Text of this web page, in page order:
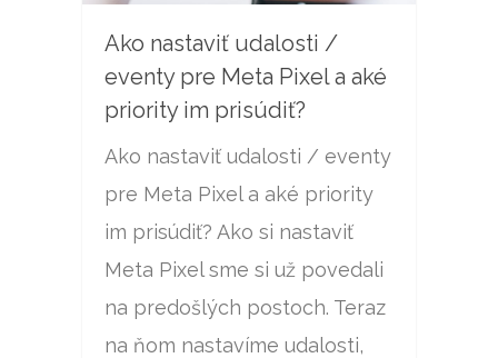
Ako nastaviť udalosti /
eventy pre Meta Pixel a aké
priority im prisúdiť?
Ako nastaviť udalosti / eventy
pre Meta Pixel a aké priority
im prisúdiť? Ako si nastaviť
Meta Pixel sme si už povedali
na predošlých postoch. Teraz
na ňom nastavíme udalosti,